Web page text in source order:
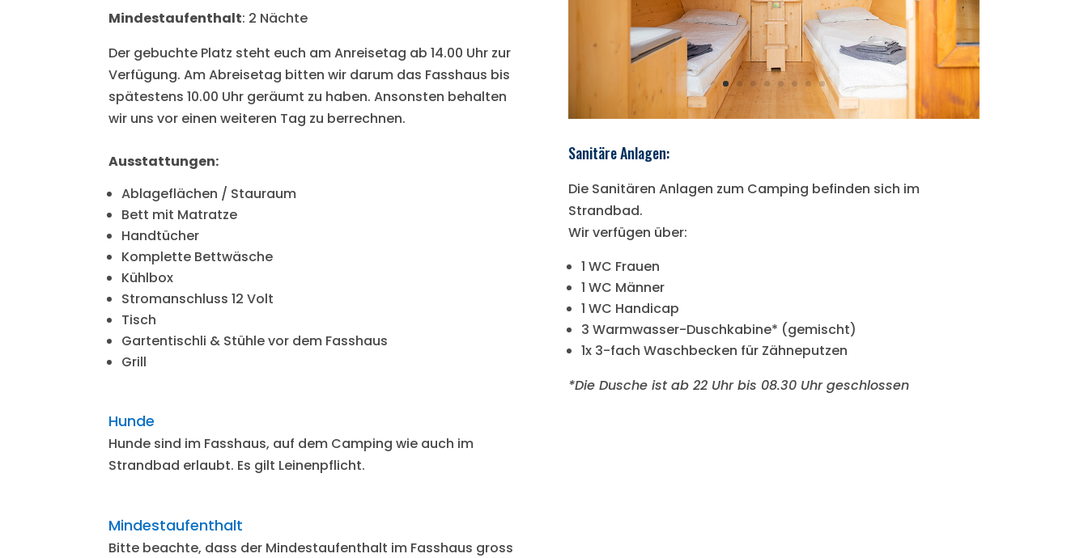
Mindestaufenthalt: 2 Nächte
Der gebuchte Platz steht euch am Anreisetag ab 14.00 Uhr zur
Verfügung. Am Abreisetag bitten wir darum das Fasshaus bis
spätestens 10.00 Uhr geräumt zu haben. Ansonsten behalten
wir uns vor einen weiteren Tag zu berrechnen.
Ausstattungen:
Ablageflächen / Stauraum
Bett mit Matratze
Handtücher
Komplette Bettwäsche
Kühlbox
Stromanschluss 12 Volt
Tisch
Gartentischli & Stühle vor dem Fasshaus
Grill
Hunde
Hunde sind im Fasshaus, auf dem Camping wie auch im
Strandbad erlaubt. Es gilt Leinenpflicht.
Mindestaufenthalt
Bitte beachte, dass der Mindestaufenthalt im Fasshaus gross
Sanitäre Anlagen:
Die Sanitären Anlagen zum Camping befinden sich im
Strandbad.
Wir verfügen über:
1 WC Frauen
1 WC Männer
1 WC Handicap
3 Warmwasser-Duschkabine* (gemischt)
1x 3-fach Waschbecken für Zähneputzen
*Die Dusche ist ab 22 Uhr bis 08.30 Uhr geschlossen